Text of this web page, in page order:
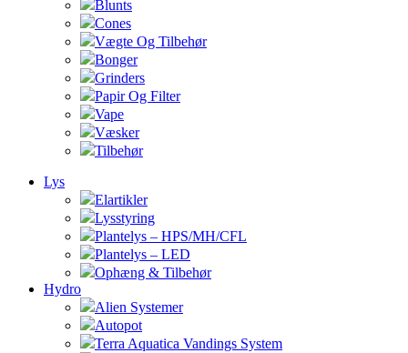
Blunts
Cones
Vægte Og Tilbehør
Bonger
Grinders
Papir Og Filter
Vape
Væsker
Tilbehør
Lys
Elartikler
Lysstyring
Plantelys – HPS/MH/CFL
Plantelys – LED
Ophæng & Tilbehør
Hydro
Alien Systemer
Autopot
Terra Aquatica Vandings System